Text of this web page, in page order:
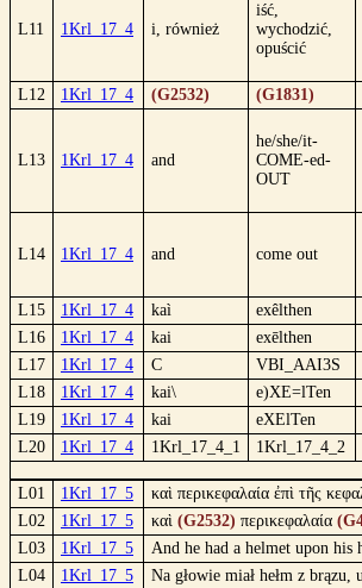
L11 1Krl_17_4 i, również
iść,
wychodzić,
opuścić
L12 1Krl_17_4 (G2532) (G1831)
L13 1Krl_17_4 and
he/she/it-
COME-ed-
OUT
L14 1Krl_17_4 and come out
L15 1Krl_17_4 kaì exêlthen
L16
1Krl_17_4 kai exēlthen
L17
1Krl_17_4 C VBI_AAI3S
L18
1Krl_17_4 kai\ e)XE=lTen
L19
1Krl_17_4 kai eXElTen
L20
1Krl_17_4 1Krl_17_4_1 1Krl_17_4_2
L01 1Krl_17_5
καὶ περικεφαλαία ἐπὶ τῆς
L02
1Krl_17_5 καὶ (G2532) περικεφαλαία
L03
1Krl_17_5
And he had a helmet upon his
L04
1Krl_17_5
Na głowie miał hełm z